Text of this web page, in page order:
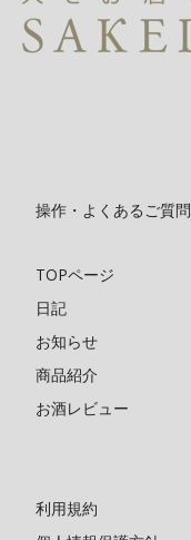
操作・よくあるご質問
TOPページ
日記
お知らせ
商品紹介
お酒レビュー
利用規約